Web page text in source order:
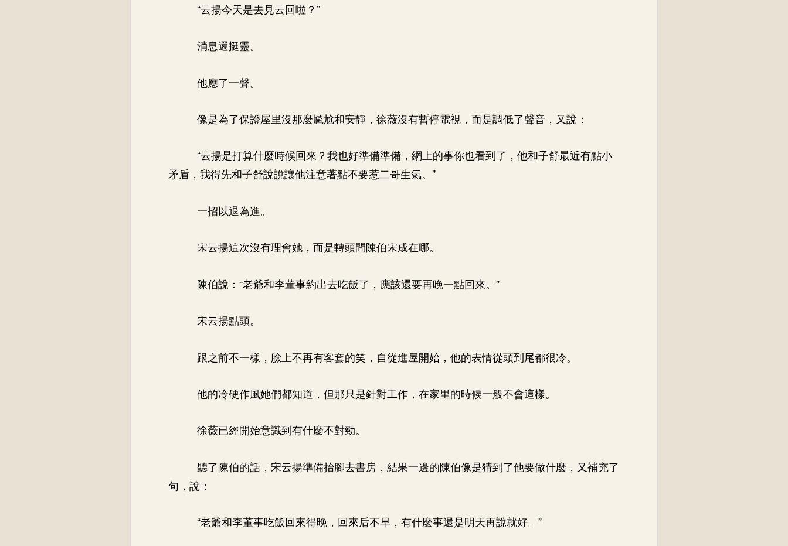
“云揚今天是去見云回啦？”
消息還挺靈。
他應了一聲。
像是為了保證屋里沒那麼尷尬和安靜，徐薇沒有暫停電視，而是調低了聲音，又說：
“云揚是打算什麼時候回來？我也好準備準備，網上的事你也看到了，他和子舒最近有點小
矛盾，我得先和子舒說說讓他注意著點不要惹二哥生氣。”
一招以退為進。
宋云揚這次沒有理會她，而是轉頭問陳伯宋成在哪。
陳伯說：“老爺和李董事約出去吃飯了，應該還要再晚一點回來。”
宋云揚點頭。
跟之前不一樣，臉上不再有客套的笑，自從進屋開始，他的表情從頭到尾都很冷。
他的冷硬作風她們都知道，但那只是針對工作，在家里的時候一般不會這樣。
徐薇已經開始意識到有什麼不對勁。
聽了陳伯的話，宋云揚準備抬腳去書房，結果一邊的陳伯像是猜到了他要做什麼，又補充了
句，說：
“老爺和李董事吃飯回來得晚，回來后不早，有什麼事還是明天再說就好。”